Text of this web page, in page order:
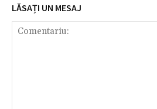
LĂSAȚI UN MESAJ